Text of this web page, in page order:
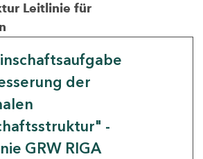
Leitlinie für
der
-
GRW RIGA